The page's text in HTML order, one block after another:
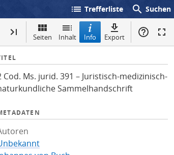
list Trefferliste search Suchen
Seiten Inhalt Info Export
Cod. Ms. jurid. 391 – Juristisch-medizinisch-
Sammelhandschrift